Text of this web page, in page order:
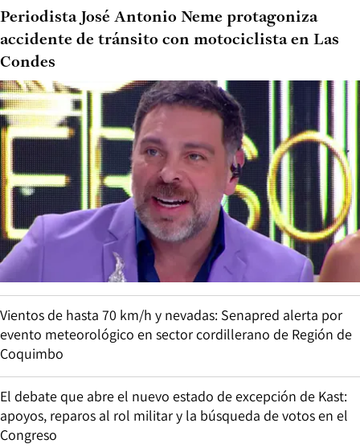
Periodista José Antonio Neme protagoniza
accidente de tránsito con motociclista en Las
Condes
Vientos de hasta 70 km/h y nevadas: Senapred alerta por
evento meteorológico en sector cordillerano de Región de
Coquimbo
El debate que abre el nuevo estado de excepción de Kast:
apoyos, reparos al rol militar y la búsqueda de votos en el
Congreso